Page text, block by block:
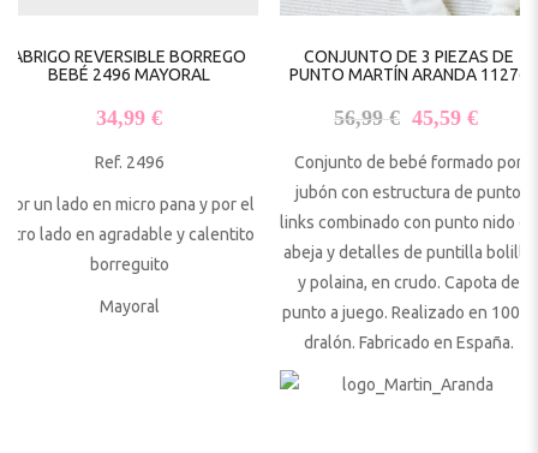
ABRIGO REVERSIBLE BORREGO
BEBÉ 2496 MAYORAL
34,99€
Ref. 2496
Por un lado en micro pana y por el
otro lado en agradable y calentito
borreguito
Mayoral
CONJUNTO DE 3 PIEZAS DE
PUNTO MARTÍN ARANDA 11276
56,99€ El precio
45,59 €
Conjunto de bebé formado por
jubón con estructura de punto
links combinado con punto nido de
abeja y detalles de puntilla bolillo
y polaina, en crudo. Capota de
punto a juego. Realizado en 100%
dralón. Fabricado en España.